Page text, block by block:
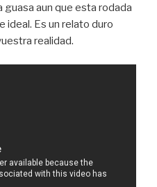
aun que esta rodada
ideal. Es un relato duro
realidad.